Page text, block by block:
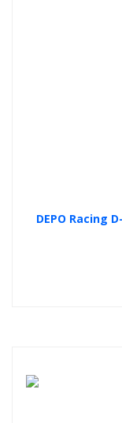
DEPO Racing